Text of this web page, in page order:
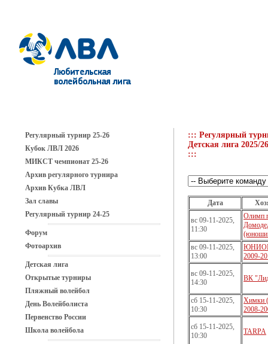
Регулярный турнир 25-26
Кубок ЛВЛ 2026
МИКСТ чемпионат 25-26
Архив регулярного турнира
Архив Кубка ЛВЛ
Зал славы
Регулярный турнир 24-25
Форум
Фотоархив
Детская лига
Открытые турниры
Пляжный волейбол
День Волейболиста
Первенство России
Школа волейбола
::: Регулярный
Детская лига 2025/
:::
Дата
вс 09-11-2025,
11:30
Олимп
(юноши
вс 09-11-2025,
13:00
2009-
вс 09-11-2025,
14:30
ВК
сб 15-11-2025,
10:30
Химки
2008-
сб 15-11-2025,
10:30
TARPA